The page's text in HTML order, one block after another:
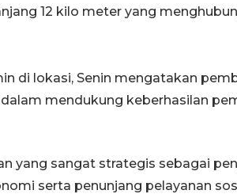
12 kilo meter yang
di lokasi, Senin mengatakan
mendukung keberhasilan
yang sangat strategis sebagai
serta penunjang pelayanan